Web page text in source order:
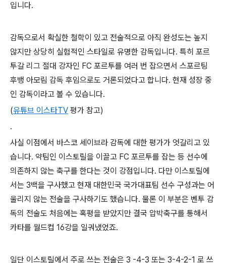
입니다.
감독으로서 확실한 철학이 있고 전술적으로 아직 완성도는 높지
않지만 상당히 실험적인 스타일로 유명한 감독입니다. 특히 포르
투갈 리그 절대 강자인 FC 포르투를 여러 번 잡으면서 스포르팅
후뱅 아모림 감독 후임으로도 거론되었다고 합니다. 현재 성장 중
인 감독이라고 볼 수 있습니다.
(유튜브 이스타TV 평가 참고)
.
사실 이점에서 바스코 세이브라 감독에 대한 평가가 엇갈리고 있
습니다. 약팀인 이스토릴을 이끌고 FC 포르투를 잡는 등 선수에
의존하지 않는 축구를 한다는 것이 강점입니다. 다만 이스토릴에
서는 3백을 구사했고 현재 대한민국 국가대표팀 선수 구성과는 어
울리지 않는 전술을 구사하기도 했습니다. 물론 이 부분은 벤투 감
독의 전술도 처음에는 혹평을 받았지만 결국 압박축구를 통해서
카타를 월드컵 16강을 일궈냈었죠.
일단 이스토릴에서 주로 쓰는 전술은 3 -4-3 또는 3-4-2-1 로 쓰